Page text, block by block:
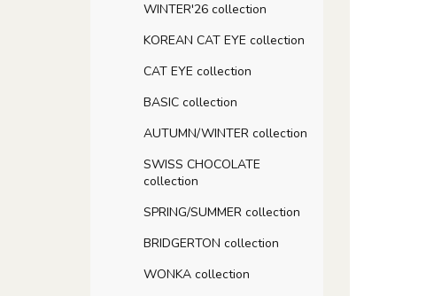
WINTER'26 collection
KOREAN CAT EYE collection
CAT EYE collection
BASIC collection
AUTUMN/WINTER collection
SWISS CHOCOLATE
collection
SPRING/SUMMER collection
BRIDGERTON collection
WONKA collection